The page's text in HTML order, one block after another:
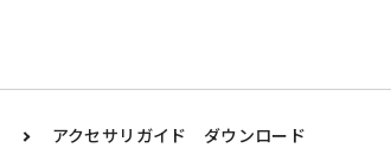
アクセサリガイド ダウンロード